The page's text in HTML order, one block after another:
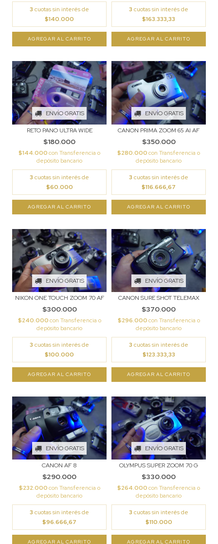
3 cuotas sin interés de
$140.000
3 cuotas sin interés de
$163.333,33
ENVÍO GRATIS
RETO PANO ULTRA WIDE
$180.000
$144.000con Transferencia o
depósito bancario
3 cuotas sin interés de
$60.000
ENVÍO GRATIS
CANON PRIMA ZOOM 65 AI AF
$350.000
$280.000con Transferencia o
depósito bancario
3 cuotas sin interés de
$116.666,67
ENVÍO GRATIS
NIKON ONE TOUCH ZOOM 70 AF
$300.000
$240.000con Transferencia o
depósito bancario
3 cuotas sin interés de
$100.000
ENVÍO GRATIS
CANON SURE SHOT TELEMAX
$370.000
$296.000con Transferencia o
depósito bancario
3 cuotas sin interés de
$123.333,33
ENVÍO GRATIS
CANON AF 8
$290.000
$232.000con Transferencia o
depósito bancario
3 cuotas sin interés de
$96.666,67
ENVÍO GRATIS
OLYMPUS SUPER ZOOM 70 G
$330.000
$264.000con Transferencia o
depósito bancario
3 cuotas sin interés de
$110.000